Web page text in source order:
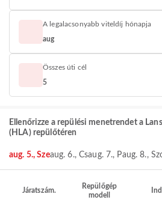
A legalacsonyabb viteldíj hónapja
aug
Összes úti cél
5
Ellenőrizze a repülési menetrendet a
(HLA) repülőtéren
aug. 5., Szeaug. 6., Csaug. 7., Paug. 8.,
Járatszám.
Repülőgép
modell